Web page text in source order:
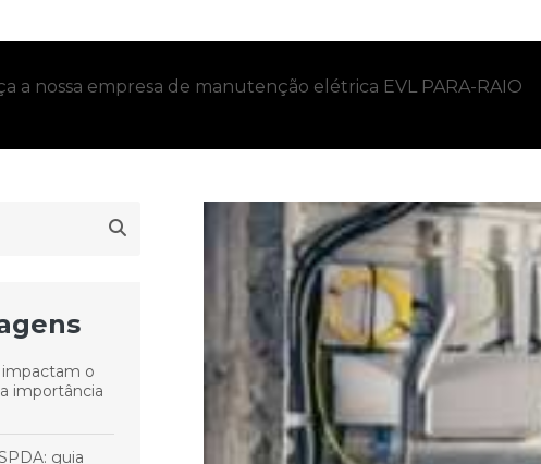
a nossa empresa de manutenção elétrica EVL PARA-RAIO
o
importância
guia